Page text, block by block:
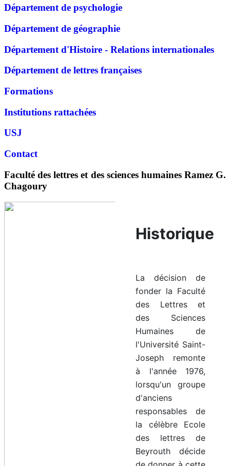
Département de psychologie
Département de géographie
Département d'Histoire - Relations internationales
Département de lettres françaises
Formations
Institutions rattachées
USJ
Contact
Faculté des lettres et des sciences humaines Ramez G.
Chagoury
Historique
La décision de
fonder la Faculté
des Lettres et
des Sciences
Humaines de
l'Université Saint-
Joseph remonte
à l'année 1976,
lorsqu'un groupe
d'anciens
responsables de
la célèbre Ecole
des lettres de
Beyrouth décide